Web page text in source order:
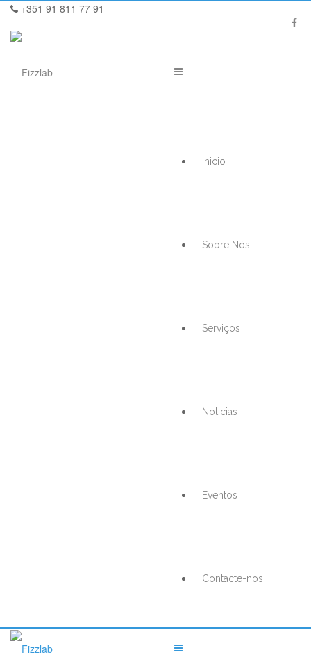
+351 91 811 77 91
Inicio
Sobre Nós
Serviços
Noticias
Eventos
Contacte-nos